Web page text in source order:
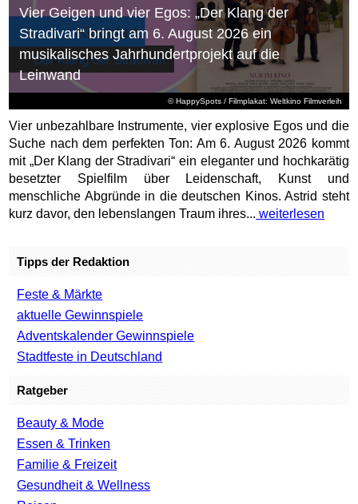
© HappySpots / Filmplakat: Weltkino Filmverleih
Vier Geigen und vier Egos: „Der Klang der
Stradivari“ bringt am 6. August 2026 ein
musikalisches Jahrhundertprojekt auf die
Leinwand
Vier unbezahlbare Instrumente, vier explosive Egos und die
Suche nach dem perfekten Ton: Am 6. August 2026 kommt
mit „Der Klang der Stradivari“ ein eleganter und hochkarätig
besetzter Spielfilm über Leidenschaft, Kunst und
menschliche Abgründe in die deutschen Kinos. Astrid steht
kurz davor, den lebenslangen Traum ihres... weiterlesen
Tipps der Redaktion
Feste & Märkte
aktuelle Gewinnspiele
Adventskalender Gewinnspiele
Stadtfeste in Deutschland
Ratgeber
Beauty & Mode
Essen & Trinken
Familie & Freizeit
Gesundheit & Wellness